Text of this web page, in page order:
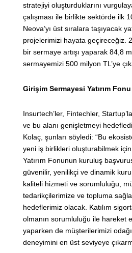
stratejiyi oluşturduklarını
çalışması ile birlikte sektörde ilk
Neova’yı üst sıralara taşıyacak
projelerimizi hayata geçireceğiz.
bir sermaye artışı yaparak 84,8
sermayemizi 500 milyon TL’ye
Girişim Sermayesi Yatırım
Insurtech’ler, Fintechler,
ve bu alanı genişletmeyi
Kolaç, şunları söyledi: “Bu
yeni iş birlikleri oluşturabilmek
Yatırım Fonunun kuruluş
güvenilir, yenilikçi ve dinamik
kaliteli hizmeti ve sorumluluğu,
tedarikçilerimize ve topluma
hedeflerimiz olacak. Katılım
olmanın sorumluluğu ile hareket
yaparken de müşterilerimizi
deneyimini en üst seviyeye